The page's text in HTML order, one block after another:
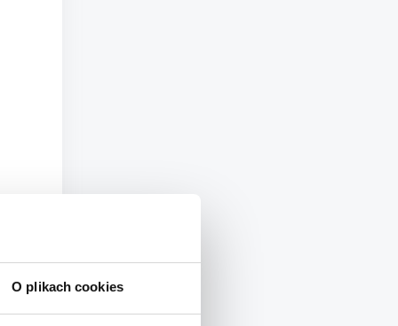
O plikach cookies